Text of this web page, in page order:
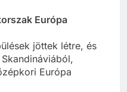
Európa
jöttek létre, és
Európa